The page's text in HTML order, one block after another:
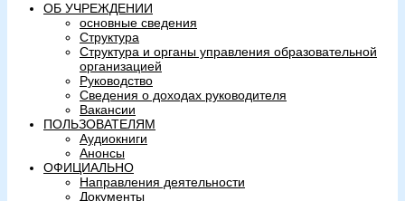
ОБ УЧРЕЖДЕНИИ
основные сведения
Структура
Структура и органы управления образовательной
организацией
Руководство
Сведения о доходах руководителя
Вакансии
ПОЛЬЗОВАТЕЛЯМ
Аудиокниги
Анонсы
ОФИЦИАЛЬНО
Направления деятельности
Документы